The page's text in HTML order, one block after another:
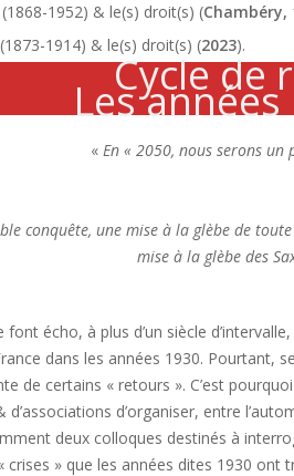
(1868-1952) & le(s) droit(s) (Chambéry,
(1873-1914) & le(s) droit(s) (2023).
Cycle de
Les
« En « 2050, nous serons
conquête, une mise à la glèbe de
mise à la glèbe des
font écho, à plus d’un siècle
dans les années 1930. Pourtant,
de certains « retours ». C’est
d’organiser, entre
deux colloques destinés à
crises » que les années dites 1930 ont